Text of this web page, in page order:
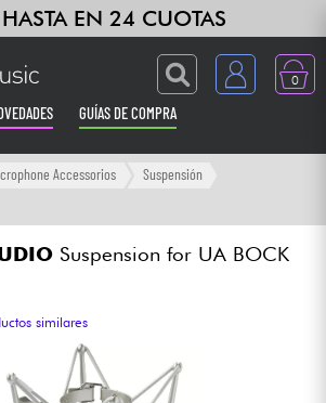
EN 24 CUOTAS
0
GUÍAS DE COMPRA
& samplers
Accessorios
Suspensión
Suspension for UA BOCK
similares